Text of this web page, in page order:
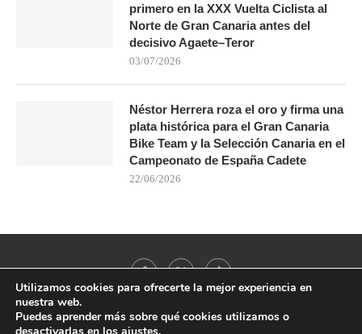
primero en la XXX Vuelta Ciclista al
Norte de Gran Canaria antes del
decisivo Agaete–Teror
03/07/2026
Néstor Herrera roza el oro y firma una
plata histórica para el Gran Canaria
Bike Team y la Selección Canaria en el
Campeonato de España Cadete
22/06/2026
@2021 - All Right Reserved. Designed and Developed by
Utilizamos cookies para ofrecerte la mejor experiencia en
nuestra web.
Puedes aprender más sobre qué cookies utilizamos o